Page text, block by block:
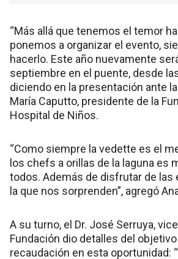
“Más allá que tenemos el temor
ponemos a organizar el evento,
hacerlo. Este año nuevamente
septiembre en el puente, desde
diciendo en la presentación ante
María Caputto, presidente de la
Hospital de Niños.
“Como siempre la vedette es el
los chefs a orillas de la laguna es
todos. Además de disfrutar de
la que nos sorprenden”, agregó
A su turno, el Dr. José Serruya,
Fundación dio detalles del
recaudación en esta oportunidad: